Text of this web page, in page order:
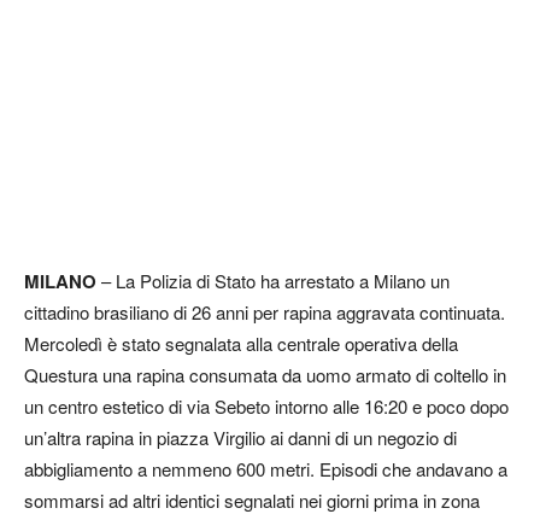
MILANO – La Polizia di Stato ha arrestato a Milano un
cittadino brasiliano di 26 anni per rapina aggravata continuata.
Mercoledì è stato segnalata alla centrale operativa della
Questura una rapina consumata da uomo armato di coltello in
un centro estetico di via Sebeto intorno alle 16:20 e poco dopo
un’altra rapina in piazza Virgilio ai danni di un negozio di
abbigliamento a nemmeno 600 metri. Episodi che andavano a
sommarsi ad altri identici segnalati nei giorni prima in zona